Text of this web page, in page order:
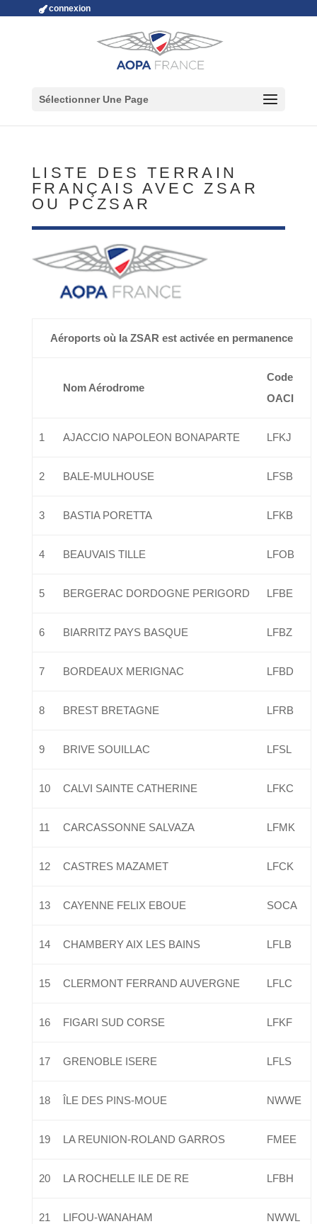
connexion
Sélectionner Une Page
LISTE DES TERRAIN
FRANÇAIS AVEC ZSAR
OU PCZSAR
Aéroports où la ZSAR est activée en permanence
Nom Aérodrome
Code
OACI
1 AJACCIO NAPOLEON BONAPARTE LFKJ
2 BALE-MULHOUSE LFSB
3 BASTIA PORETTA LFKB
4 BEAUVAIS TILLE LFOB
5 BERGERAC DORDOGNE PERIGORD LFBE
6 BIARRITZ PAYS BASQUE LFBZ
7 BORDEAUX MERIGNAC LFBD
8 BREST BRETAGNE LFRB
9 BRIVE SOUILLAC LFSL
10 CALVI SAINTE CATHERINE LFKC
11 CARCASSONNE SALVAZA LFMK
12 CASTRES MAZAMET LFCK
13 CAYENNE FELIX EBOUE SOCA
14 CHAMBERY AIX LES BAINS LFLB
15 CLERMONT FERRAND AUVERGNE LFLC
16 FIGARI SUD CORSE LFKF
17 GRENOBLE ISERE LFLS
18 ÎLE DES PINS-MOUE NWWE
19 LA REUNION-ROLAND GARROS FMEE
20 LA ROCHELLE ILE DE RE LFBH
21 LIFOU-WANAHAM NWWL